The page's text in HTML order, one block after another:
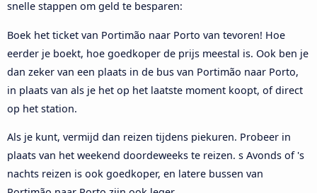
snelle stappen om geld te besparen:
Boek het ticket van Portimão naar Porto van tevoren! Hoe
eerder je boekt, hoe goedkoper de prijs meestal is. Ook ben je
dan zeker van een plaats in de bus van Portimão naar Porto,
in plaats van als je het op het laatste moment koopt, of direct
op het station.
Als je kunt, vermijd dan reizen tijdens piekuren. Probeer in
plaats van het weekend doordeweeks te reizen. s Avonds of 's
nachts reizen is ook goedkoper, en latere bussen van